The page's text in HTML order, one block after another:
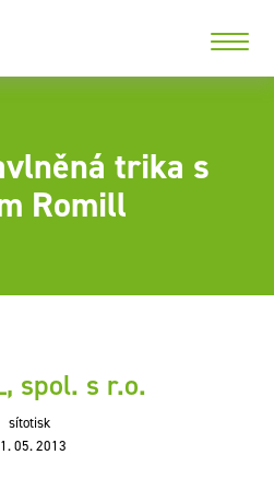
trika s
Romill
spol. s r.o.
sítotisk
05. 2013